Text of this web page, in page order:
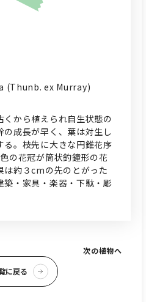
科
(Thunb. ex Murray)
から植えられ自生状態の
成長が早く、葉は対生し
る。枝先に大きな円錐花序
の花冠が筒状釣鐘形の花
は約３cmの先のとがった
築・家具・楽器・下駄・彫
に戻る
次の植物へ